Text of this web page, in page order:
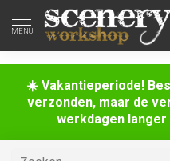
☀️ Vakantieperiode!
verzonden, maar de
werkdagen
MENU